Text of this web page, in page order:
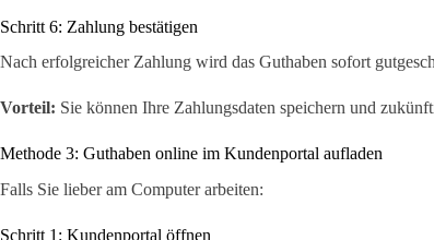
Schritt 6: Zahlung bestätigen
Nach erfolgreicher Zahlung wird das Guthaben sofort
Vorteil: Sie können Ihre Zahlungsdaten speichern und
Methode 3: Guthaben online im Kundenportal aufladen
Falls Sie lieber am Computer arbeiten:
Schritt 1: Kundenportal öffnen